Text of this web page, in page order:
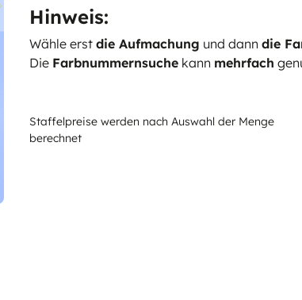
Hinweis:
Wähle erst die Aufmachung und dann die
Die Farbnummernsuche kann mehrfach
Staffelpreise werden nach Auswahl der Menge
berechnet